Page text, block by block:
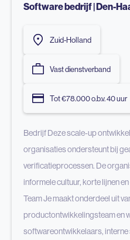
Software bedrijf | Den-
Zuid-Holland
Vast dienstverband
Tot €78.000 o.b.v. 40 uur
Bedrijf Deze scale-up
organisaties ondersteunt bij
verificatieprocessen. De
informele cultuur, korte lijnen
Team Je maakt onderdeel uit
productontwikkelingsteam en
softwareontwikkelaars,